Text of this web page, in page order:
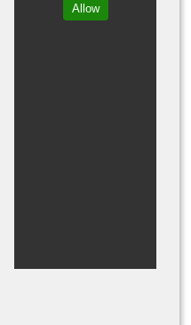
Allow